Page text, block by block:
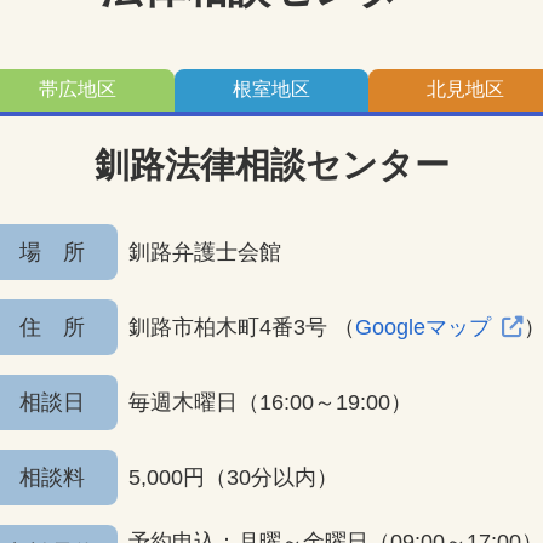
帯広地区 根室地区 北見地区
釧路法律相談センター
場 所 釧路弁護士会館
住 所 釧路市柏木町4番3号 （ Googleマップ
相談日 毎週木曜日（16:00～19:00）
相談料 5,000円（30分以内）